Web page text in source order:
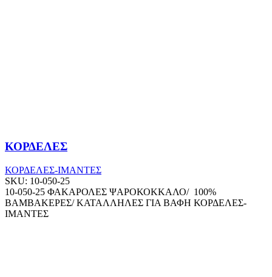
ΚΟΡΔΕΛΕΣ
ΚΟΡΔΕΛΕΣ-ΙΜΑΝΤΕΣ
SKU: 10-050-25
10-050-25 ΦΑΚΑΡΟΛΕΣ ΨΑΡΟΚΟΚΚΑΛΟ/ 100%
ΒΑΜΒΑΚΕΡΕΣ/ ΚΑΤΑΛΛΗΛΕΣ ΓΙΑ ΒΑΦΗ ΚΟΡΔΕΛΕΣ-
ΙΜΑΝΤΕΣ